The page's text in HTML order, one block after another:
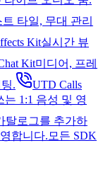
타일, 무대 관리
Kit실시간 뷰
Kit미디어, 프레
.
UTD Calls
1:1 음성 및 영
탈로그를 추가하
합니다. 모든 SDK